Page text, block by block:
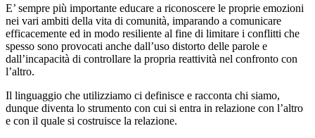
E’ sempre più importante educare a riconoscere le proprie emozioni
nei vari ambiti della vita di comunità, imparando a comunicare
efficacemente ed in modo resiliente al fine di limitare i conflitti che
spesso sono provocati anche dall’uso distorto delle parole e
dall’incapacità di controllare la propria reattività nel confronto con
l’altro.
Il linguaggio che utilizziamo ci definisce e racconta chi siamo,
dunque diventa lo strumento con cui si entra in relazione con l’altro
e con il quale si costruisce la relazione.